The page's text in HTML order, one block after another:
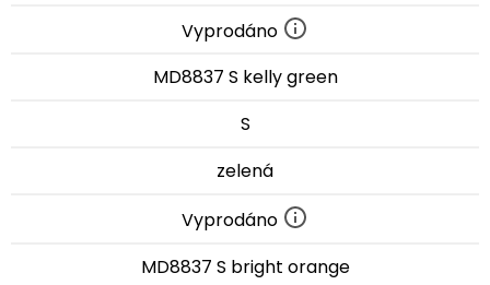
Vyprodáno
MD8837 S kelly green
S
zelená
Vyprodáno
MD8837 S bright orange